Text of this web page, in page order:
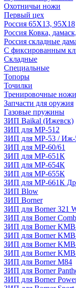
Охотничьи ножи
Первый цех
Россия 65Х13, 95Х18
Россия Ковка,
Россия складные
С фиксированным
Складные
Специальные
Топоры
Точилки
Тренировочные ножи
Запчасти для оружия
Газовые пружины
ЗИП Baikal (Ижевск)
ЗИП для МР-512
ЗИП для МР-53 / Иж-
ЗИП для МР-60/61
ЗИП для МР-651К
ЗИП для МР-654К
ЗИП для МР-655К
ЗИП для МР-661К
ЗИП Blow
ЗИП Borner
ЗИП для Borner 321
ЗИП для Borner
ЗИП для Borner
ЗИП для Borner
ЗИП для Borner
ЗИП для Borner
ЗИП для Borner M84
ЗИП для Borner
ЗИП для Borner